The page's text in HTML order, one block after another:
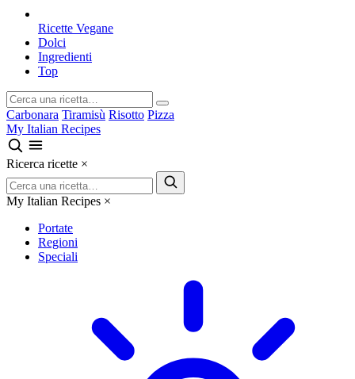
Ricette Vegane
Dolci
Ingredienti
Top
Carbonara Tiramisù Risotto Pizza
My Italian Recipes
Ricerca ricette ×
My Italian Recipes ×
Portate
Regioni
Speciali